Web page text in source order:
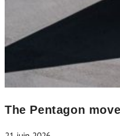
The Pentagon